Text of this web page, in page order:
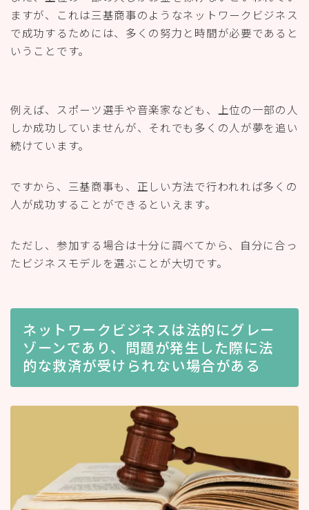
ますが、これは三基商事のようなネットワークビジネス
で成功するためには、多くの努力と時間が必要であると
いうことです。
例えば、スポーツ選手や音楽家なども、上位の一部の人
しか成功していませんが、それでも多くの人が夢を追い
続けています。
ですから、三基商事も、正しい方法で行われれば多くの
人が成功することができるといえます。
ただし、参加する場合は十分に調べてから、自分に合っ
たビジネスモデルを選ぶことが大切です。
ネットワークビジネスは法的にグレー
ゾーンであり、問題が発生した際に法
的な救済が受けられない場合がある